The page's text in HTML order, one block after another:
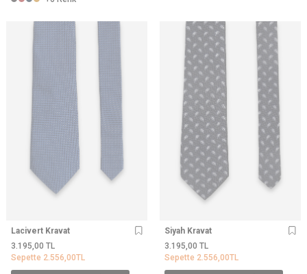
Lacivert Kravat
3.195,00 TL
Sepette 2.556,00TL
Siyah Kravat
3.195,00 TL
Sepette 2.556,00TL